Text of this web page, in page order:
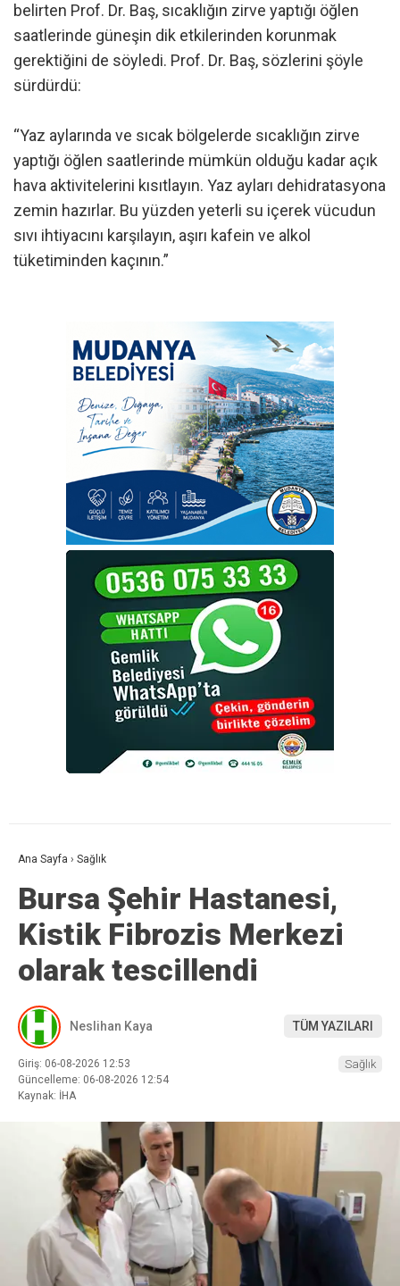
belirten Prof. Dr. Baş, sıcaklığın zirve yaptığı öğlen
saatlerinde güneşin dik etkilerinden korunmak
gerektiğini de söyledi. Prof. Dr. Baş, sözlerini şöyle
sürdürdü:
“Yaz aylarında ve sıcak bölgelerde sıcaklığın zirve
yaptığı öğlen saatlerinde mümkün olduğu kadar açık
hava aktivitelerini kısıtlayın. Yaz ayları dehidratasyona
zemin hazırlar. Bu yüzden yeterli su içerek vücudun
sıvı ihtiyacını karşılayın, aşırı kafein ve alkol
tüketiminden kaçının.”
Ana Sayfa › Sağlık
Bursa Şehir Hastanesi,
Kistik Fibrozis Merkezi
olarak tescillendi
Neslihan Kaya TÜM YAZILARI
Giriş: 06-08-2026 12:53
Güncelleme: 06-08-2026 12:54
Kaynak: İHA
Sağlık